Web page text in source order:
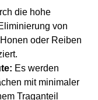
die hohe
von
oder Reiben
Es werden
mit minimaler
Traganteil